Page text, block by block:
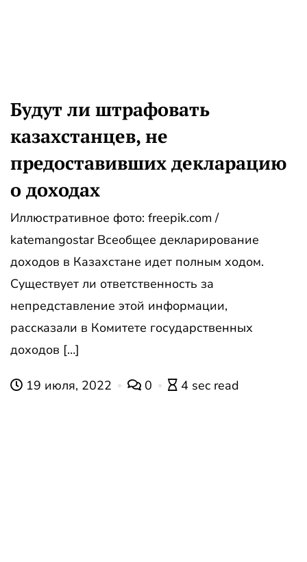
Будут ли штрафовать
казахстанцев, не
предоставивших декларацию
о доходах
Иллюстративное фото: freepik.com /
katemangostar Всеобщее декларирование
доходов в Казахстане идет полным ходом.
Существует ли ответственность за
непредставление этой информации,
рассказали в Комитете государственных
доходов […]
19 июля, 2022 0 4 sec read